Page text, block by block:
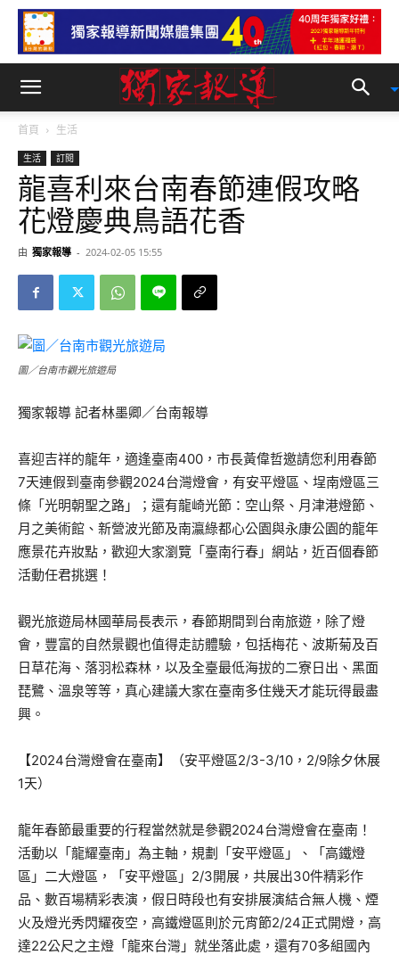
首頁 生活
生活 訂閱
龍喜利來台南春節連假攻略
花燈慶典鳥語花香
由 獨家報導 - 2024-02-05 15:55
圖／台南市觀光旅遊局
獨家報導 記者林墨卿／台南報導
喜迎吉祥的龍年，適逢臺南400，市長黃偉哲邀請您利用春節
7天連假到臺南參觀2024台灣燈會，有安平燈區、埕南燈區三
條「光明朝聖之路」；還有龍崎光節：空山祭、月津港燈節、
月之美術館、新營波光節及南瀛綠都心公園與永康公園的龍年
應景花卉妝點，歡迎大家瀏覽「臺南行春」網站，近百個春節
活動任君挑選！
觀光旅遊局林國華局長表示，春節期間到台南旅遊，除了燈
會，豐富的自然景觀也值得走訪體驗，包括梅花、波斯菊及百
日草花海、落羽松森林，以及全臺最低海拔的二寮日出、黑面
琵鷺、溫泉等等，真心建議大家在臺南多住幾天才能玩得最盡
興。
【2024台灣燈會在臺南】（安平燈區2/3-3/10，2/9除夕休展
1天）
龍年春節最重要的行程當然就是參觀2024台灣燈會在臺南！
活動以「龍耀臺南」為主軸，規劃「安平燈區」、「高鐵燈
區」二大燈區，「安平燈區」2/3開展，共展出30件精彩作
品、數百場精彩表演，假日時段也有安排展演結合無人機、煙
火及燈光秀閃耀夜空，高鐵燈區則於元宵節2/24正式開燈，高
達22公尺之主燈「龍來台灣」就坐落此處，還有70多組國內